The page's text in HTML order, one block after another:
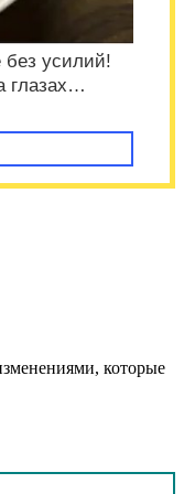
без усилий!
глазах…
которые